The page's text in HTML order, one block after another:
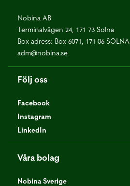
Nobina AB
Terminalvägen 24, 171 73 Solna
Box adress: Box 6071, 171 06 SOLNA
adm@nobina.se
Följ oss
Facebook
Instagram
LinkedIn
Våra bolag
Nobina Sverige